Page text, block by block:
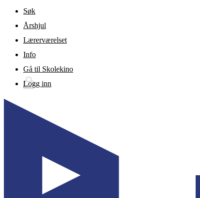
Gå til hovedinnhold
Søk
Årshjul
Lærerværelset
Info
Gå til Skolekino
Logg inn